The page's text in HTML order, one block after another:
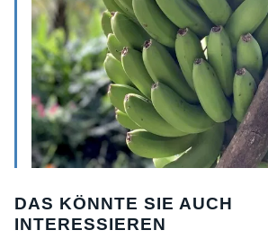
DAS KÖNNTE SIE AUCH
INTERESSIEREN